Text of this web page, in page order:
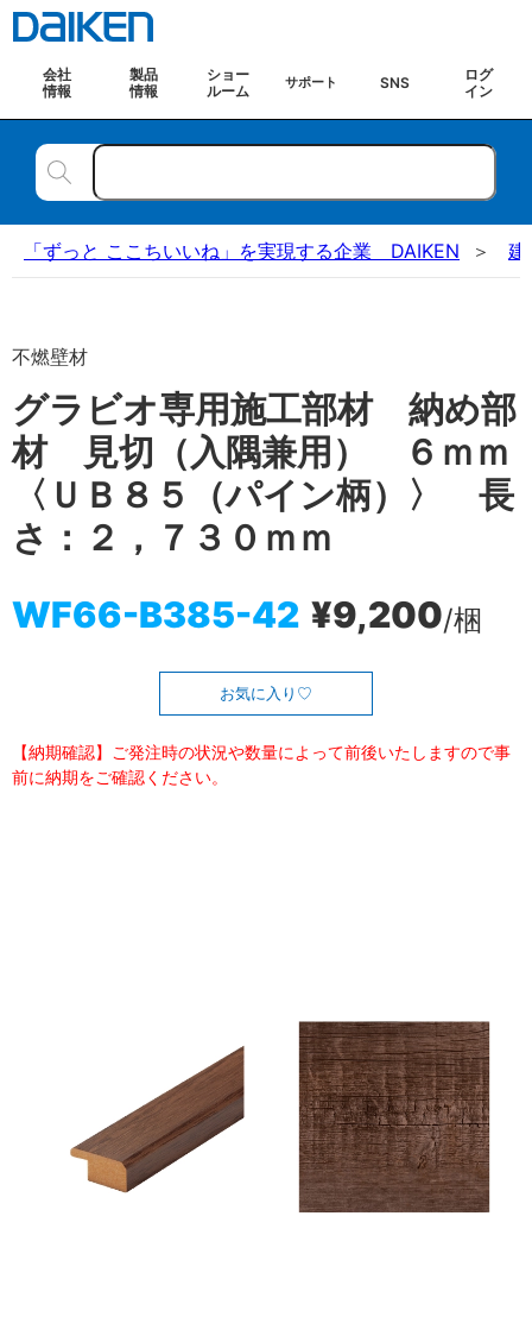
会社
情報
製品
情報
ショー
ルーム
サポート SNS
ログ
イン
「ずっと ここちいいね」を実現する企業 DAIKEN 建
不燃壁材
グラビオ専用施工部材 納め部
材 見切（入隅兼用） ６ｍｍ
〈ＵＢ８５（パイン柄）〉 長
さ：２，７３０ｍｍ
WF66-B385-42 ¥9,200/梱
お気に入り
【納期確認】ご発注時の状況や数量によって前後いたしますので事
前に納期をご確認ください。